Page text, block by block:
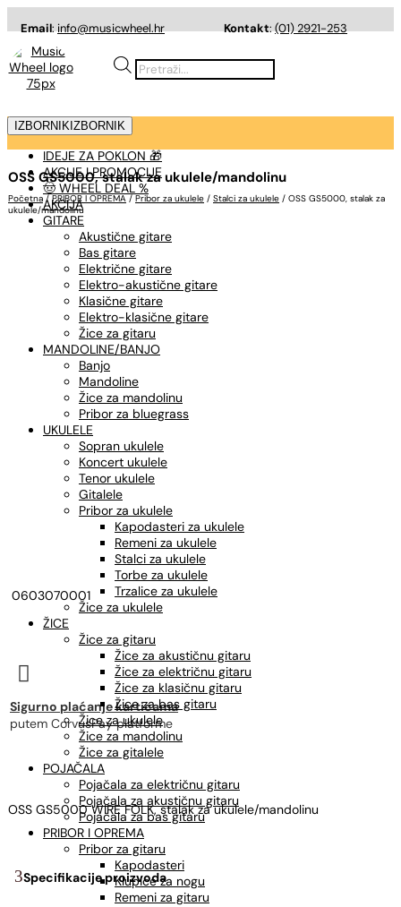
Email:info@musicwheel.hr Kontakt:(01) 2921-253
Products
search
IZBORNIK IZBORNIK
IDEJE ZA POKLON 🎁
AKCIJE I PROMOCIJE
🤠 WHEEL DEAL %
AKCIJA
GITARE
Akustične gitare
Bas gitare
Električne gitare
Elektro-akustične gitare
Klasične gitare
Elektro-klasične gitare
Žice za gitaru
MANDOLINE/BANJO
Banjo
Mandoline
Žice za mandolinu
Pribor za bluegrass
UKULELE
Sopran ukulele
Koncert ukulele
Tenor ukulele
Gitalele
Pribor za ukulele
Kapodasteri za ukulele
Remeni za ukulele
Stalci za ukulele
Torbe za ukulele
Trzalice za ukulele
Žice za ukulele
ŽICE
Žice za gitaru
Žice za akustičnu gitaru
Žice za električnu gitaru
Žice za klasičnu gitaru
Žice za bas gitaru
Žice za ukulele
Žice za mandolinu
Žice za gitalele
POJAČALA
Pojačala za električnu gitaru
Pojačala za akustičnu gitaru
Pojačala za bas gitaru
PRIBOR I OPREMA
Pribor za gitaru
Kapodasteri
Klupice za nogu
Remeni za gitaru
OSS GS5000, stalak za ukulele/mandolinu
Početna / PRIBOR I OPREMA / Pribor za ukulele / Stalci za ukulele / OSS GS5000, stalak za
ukulele/mandolinu
0603070001

Sigurno plaćanje karticama
putem CorvusPay platforme
OSS GS5000 WIRE FOLK, stalak za ukulele/mandolinu
Specifikacije proizvoda